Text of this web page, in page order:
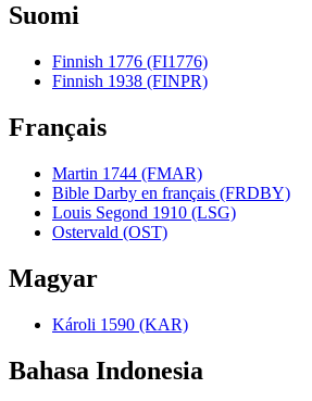
Suomi
Finnish 1776 (FI1776)
Finnish 1938 (FINPR)
Français
Martin 1744 (FMAR)
Bible Darby en français (FRDBY)
Louis Segond 1910 (LSG)
Ostervald (OST)
Magyar
Károli 1590 (KAR)
Bahasa Indonesia